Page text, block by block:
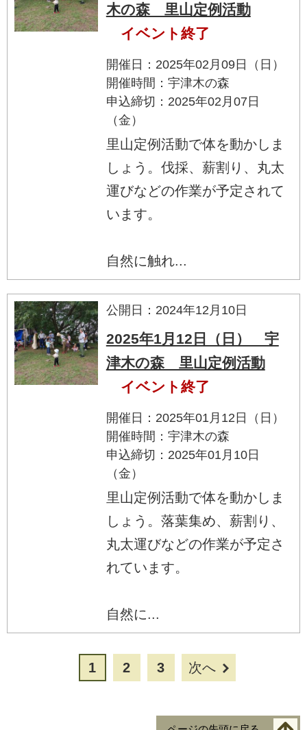
木の森 里山定例活動
イベント終了
開催日：2025年02月09日（日）
開催時間：宇津木の森
申込締切：2025年02月07日
（金）
里山定例活動で体を動かしま
しょう。伐採、薪割り、丸太
運びなどの作業が予定されて
います。
自然に触れ...
公開日：2024年12月10日
2025年1月12日（日） 宇
津木の森 里山定例活動
イベント終了
開催日：2025年01月12日（日）
開催時間：宇津木の森
申込締切：2025年01月10日
（金）
里山定例活動で体を動かしま
しょう。落葉集め、薪割り、
丸太運びなどの作業が予定さ
れています。
自然に...
1 2 3 次へ